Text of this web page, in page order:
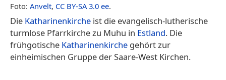
Foto: Anvelt, CC BY-SA 3.0 ee.
Die Katharinenkirche ist die evangelisch-lutherische
turmlose Pfarrkirche zu Muhu in Estland. Die
frühgotische Katharinenkirche gehört zur
einheimischen Gruppe der Saare-West Kirchen.